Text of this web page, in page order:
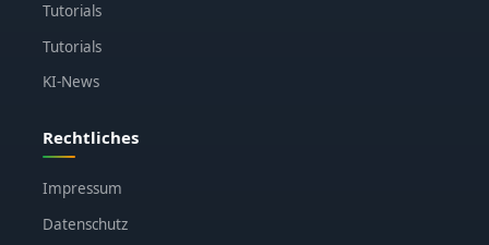
Tutorials
Tutorials
KI-News
Rechtliches
Impressum
Datenschutz